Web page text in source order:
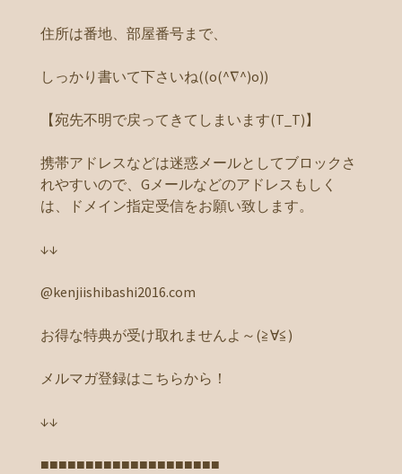
住所は番地、部屋番号まで、
しっかり書いて下さいね((o(^∇^)o))
【宛先不明で戻ってきてしまいます(T_T)】
携帯アドレスなどは迷惑メールとしてブロックさ
れやすいので、Gメールなどのアドレスもしく
は、ドメイン指定受信をお願い致します。
↓↓
@kenjiishibashi2016.com
お得な特典が受け取れませんよ～(≧∀≦)
メルマガ登録はこちらから！
↓↓
■■■■■■■■■■■■■■■■■■■■